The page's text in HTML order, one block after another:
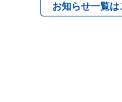
お知らせ一覧は